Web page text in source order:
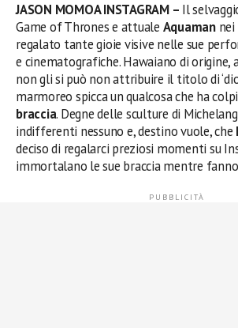
JASON MOMOA INSTAGRAM – Il
Game of Thrones e attuale Aquaman
regalato tante gioie visive nelle sue
e cinematografiche. Hawaiano di origine,
non gli si può non attribuire il titolo di
marmoreo spicca un qualcosa che ha
braccia. Degne delle sculture di
indifferenti nessuno e, destino vuole, che
deciso di regalarci preziosi momenti su
immortalano le sue braccia mentre fanno